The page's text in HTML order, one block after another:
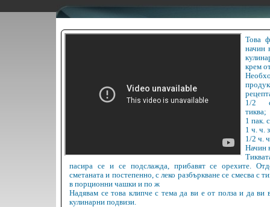
Това
начин
крем
1/2
тиква;
1 пак.
1 ч. ч.
1/2 ч.
Начин
пасира се и се подслажда, прибавят се орехите.
сметаната и постепенно, с леко разбъркване се смесва с
в порционни чашки и по ж
Надявам се това клипче с тема да ви е от полза и да ви
кулинарни подвизи.